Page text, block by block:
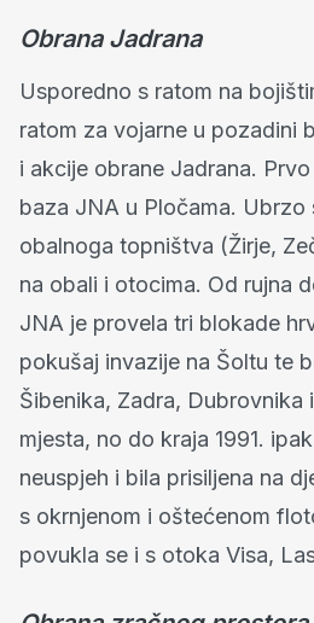
Obrana Jadrana
Usporedno s ratom na
ratom za vojarne u pozadini
i akcije obrane Jadrana.
baza JNA u Pločama. Ubrzo
obalnoga topništva (Žirje,
na obali i otocima. Od rujna
JNA je provela tri blokade
pokušaj invazije na Šoltu te
Šibenika, Zadra, Dubrovnika
mjesta, no do kraja 1991.
neuspjeh i bila prisiljena na
s okrnjenom i oštećenom
povukla se i s otoka Visa,